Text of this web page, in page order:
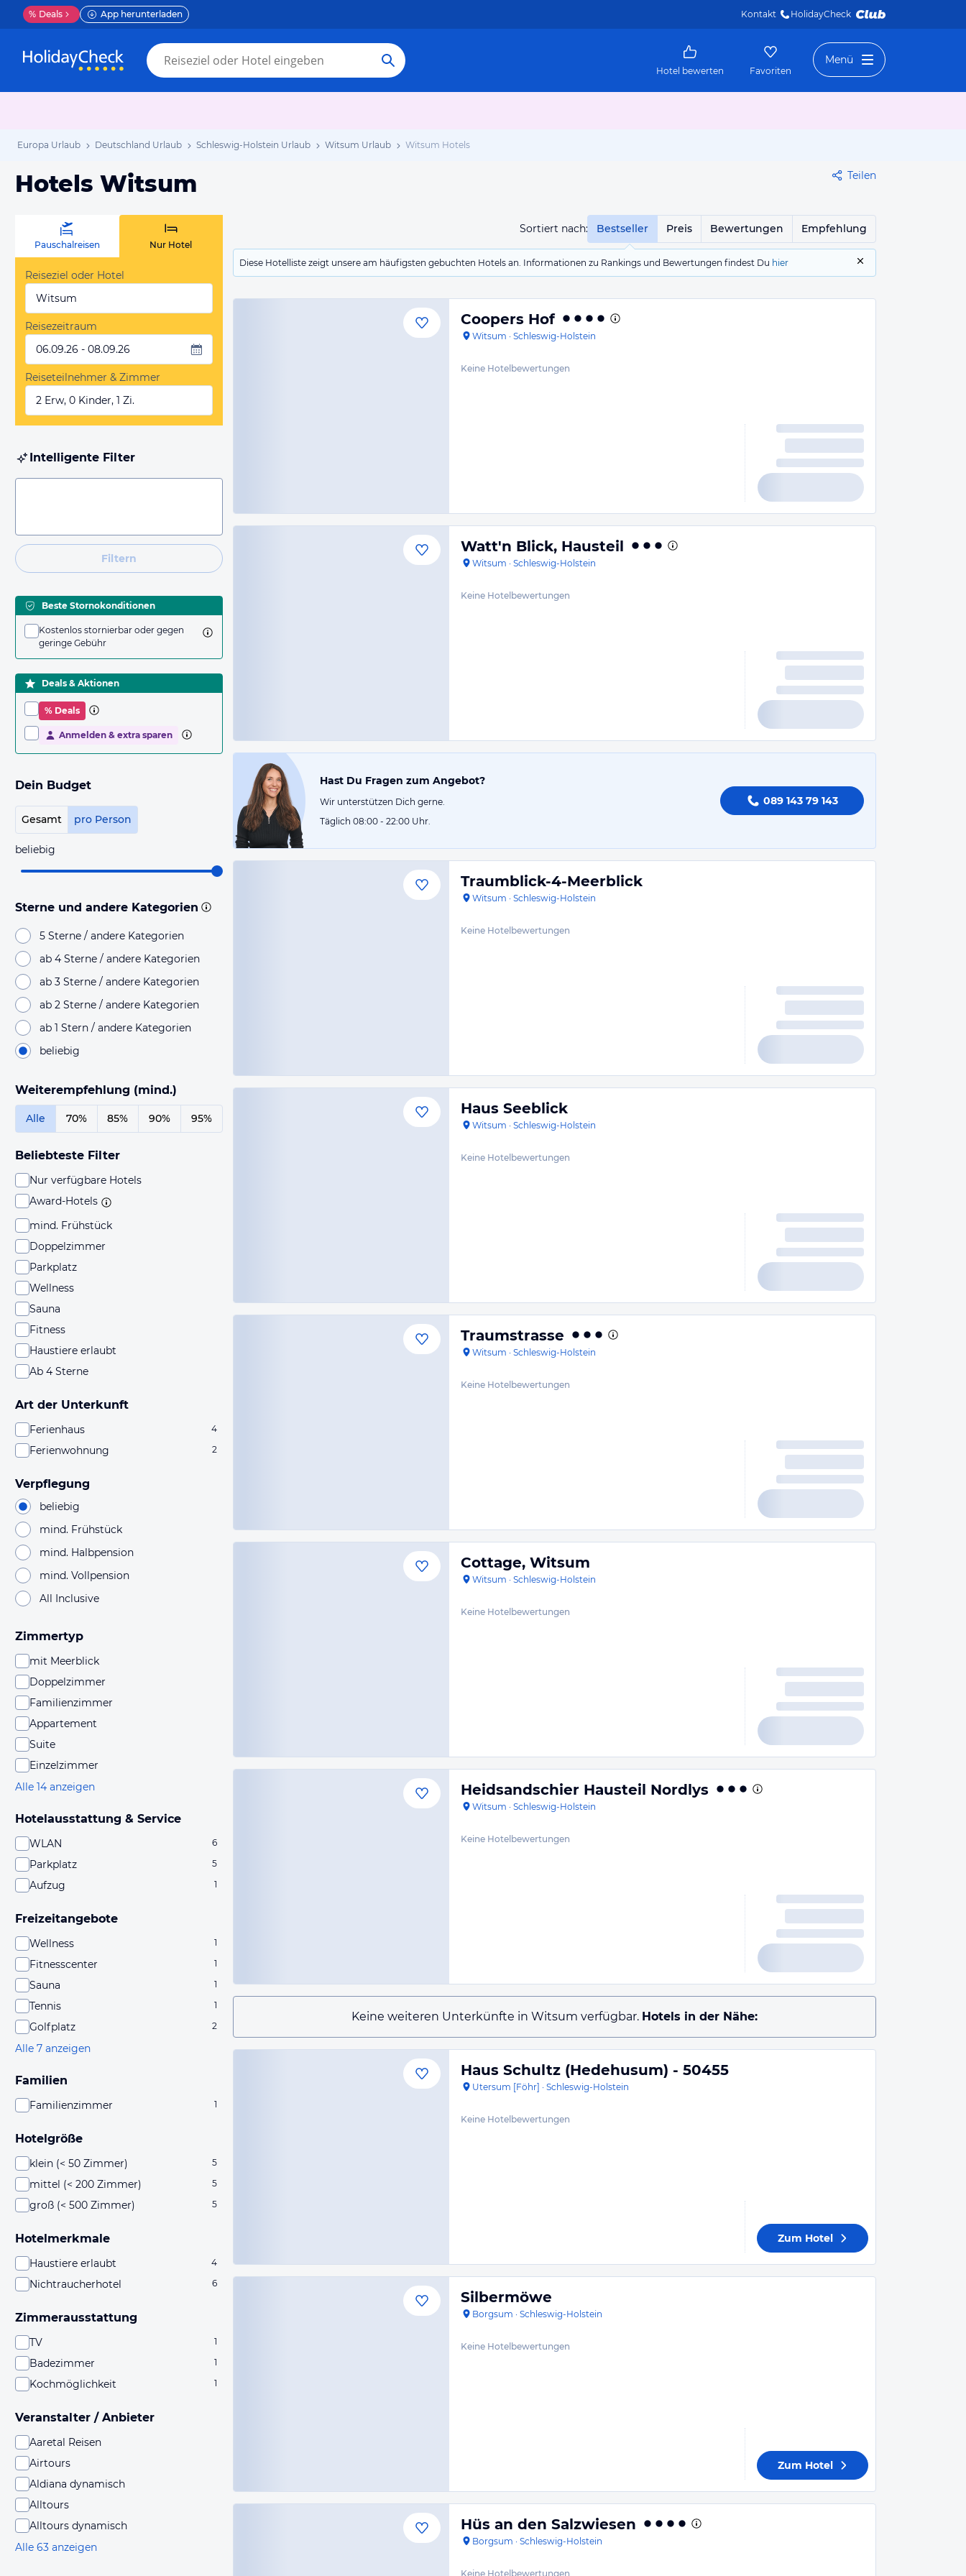
% Deals App herunterladen Kontakt HolidayCheck
Hotel bewerten Favoriten
Menü
Europa Urlaub Deutschland Urlaub Schleswig-Holstein Urlaub Witsum Urlaub Witsum Hotels
Hotels Witsum Teilen
Sortiert nach: Bestseller Preis Bewertungen Empfehlung
Diese Hotelliste zeigt unsere am häufigsten gebuchten Hotels an. Informationen zu Rankings und Bewertungen findest Du hier
Pauschalreisen Nur Hotel
Reiseziel oder Hotel
Witsum
Reisezeitraum
06.09.26 - 08.09.26
Reiseteilnehmer & Zimmer
2 Erw, 0 Kinder, 1 Zi.
Intelligente Filter
Filtern
Beste Stornokonditionen
Kostenlos stornierbar oder gegen
geringe Gebühr
Deals & Aktionen
% Deals
Anmelden & extra sparen
Dein Budget
Gesamt pro Person
beliebig
Sterne und andere Kategorien
5 Sterne / andere Kategorien
ab 4 Sterne / andere Kategorien
ab 3 Sterne / andere Kategorien
ab 2 Sterne / andere Kategorien
ab 1 Stern / andere Kategorien
beliebig
Weiterempfehlung (mind.)
Alle 70% 85% 90% 95%
Beliebteste Filter
Nur verfügbare Hotels
Award-Hotels
mind. Frühstück
Doppelzimmer
Parkplatz
Wellness
Sauna
Fitness
Haustiere erlaubt
Ab 4 Sterne
Art der Unterkunft
Ferienhaus 4
Ferienwohnung 2
Verpflegung
beliebig
mind. Frühstück
mind. Halbpension
mind. Vollpension
All Inclusive
Zimmertyp
mit Meerblick
Doppelzimmer
Familienzimmer
Appartement
Suite
Einzelzimmer
Alle 14 anzeigen
Hotelausstattung & Service
WLAN 6
Parkplatz 5
Aufzug 1
Freizeitangebote
Wellness 1
Fitnesscenter 1
Sauna 1
Tennis 1
Golfplatz 2
Alle 7 anzeigen
Familien
Familienzimmer 1
Hotelgröße
klein (< 50 Zimmer) 5
mittel (< 200 Zimmer) 5
groß (< 500 Zimmer) 5
Hotelmerkmale
Haustiere erlaubt 4
Nichtraucherhotel 6
Zimmerausstattung
TV 1
Badezimmer 1
Kochmöglichkeit 1
Veranstalter / Anbieter
Aaretal Reisen
Airtours
Aldiana dynamisch
Alltours
Alltours dynamisch
Alle 63 anzeigen
Coopers Hof
Witsum · Schleswig-Holstein
Keine Hotelbewertungen
Watt'n Blick, Hausteil
Witsum · Schleswig-Holstein
Keine Hotelbewertungen
Hast Du Fragen zum Angebot?
Wir unterstützen Dich gerne.
Täglich 08:00 - 22:00 Uhr.
089 143 79 143
Traumblick-4-Meerblick
Witsum · Schleswig-Holstein
Keine Hotelbewertungen
Haus Seeblick
Witsum · Schleswig-Holstein
Keine Hotelbewertungen
Traumstrasse
Witsum · Schleswig-Holstein
Keine Hotelbewertungen
Cottage, Witsum
Witsum · Schleswig-Holstein
Keine Hotelbewertungen
Heidsandschier Hausteil Nordlys
Witsum · Schleswig-Holstein
Keine Hotelbewertungen
Keine weiteren Unterkünfte in Witsum verfügbar. Hotels in der Nähe:
Haus Schultz (Hedehusum) - 50455
Utersum [Föhr] · Schleswig-Holstein
Keine Hotelbewertungen
Zum Hotel
Silbermöwe
Borgsum · Schleswig-Holstein
Keine Hotelbewertungen
Zum Hotel
Hüs an den Salzwiesen
Borgsum · Schleswig-Holstein
Keine Hotelbewertungen